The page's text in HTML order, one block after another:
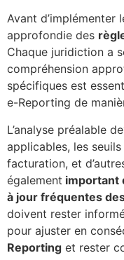
Avant d’implémenter
approfondie des
Chaque juridiction a
compréhension
spécifiques est
e-Reporting de
L’analyse préalable
applicables, les
facturation, et
également important
à jour fréquentes
doivent rester
pour ajuster en
Reporting et rester